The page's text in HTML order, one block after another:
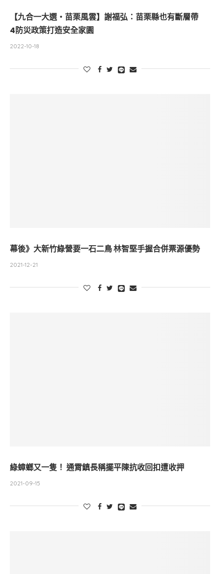
【九合一大選・苗栗風雲】謝福弘：苗栗縣也有斷層帶
4防災政策打造安全家園
2022-10-18
幕後》大新竹綠營要一石二鳥 林智堅手握合併票源優勢
2021-12-21
綠蟑螂又一隻！ 通霄鎮長稱擺平陳抗收回扣遭收押
2021-09-15